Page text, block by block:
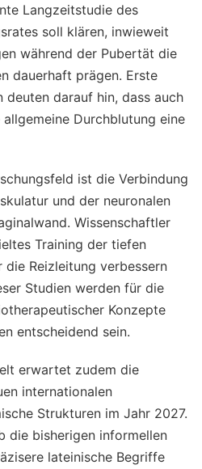
Langzeitstudie des
soll klären, inwieweit
während der Pubertät die
dauerhaft prägen. Erste
deuten darauf hin, dass auch
Durchblutung eine
ist die Verbindung
und der neuronalen
Wissenschaftler
Training der tiefen
die Reizleitung verbessern
Studien werden für die
Konzepte
entscheidend sein.
erwartet zudem die
internationalen
Strukturen im Jahr 2027.
die bisherigen informellen
lateinische Begriffe